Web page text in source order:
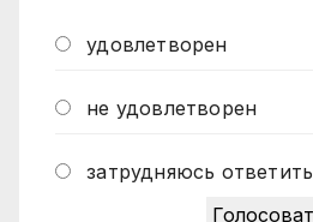
удовлетворен
не удовлетворен
затрудняюсь ответить